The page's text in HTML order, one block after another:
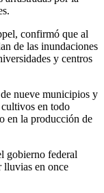
confirmó que al
de las inundaciones
y centros
nueve municipios y
en todo
en la producción de
gobierno federal
lluvias en once